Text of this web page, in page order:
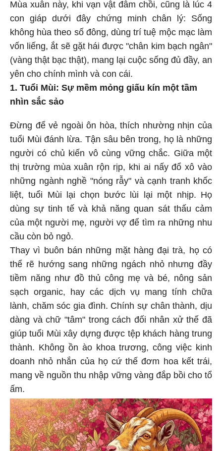
Mùa xuân này, khi vạn vật đâm chồi, cũng là lúc 4
con giáp dưới đây chứng minh chân lý: Sống
không hùa theo số đông, dùng trí tuệ mộc mạc làm
vốn liếng, ắt sẽ gặt hái được "chân kim bạch ngân"
(vàng thật bạc thật), mang lại cuộc sống đủ đầy, an
yên cho chính mình và con cái.
1. Tuổi Mùi: Sự mềm mỏng giấu kín một tầm
nhìn sắc sảo
Đừng để vẻ ngoài ôn hòa, thích nhường nhịn của
tuổi Mùi đánh lừa. Tận sâu bên trong, họ là những
người có chủ kiến vô cùng vững chắc. Giữa một
thị trường mùa xuân rộn rịp, khi ai nấy đổ xô vào
những ngành nghề "nóng rẫy" và cạnh tranh khốc
liệt, tuổi Mùi lại chọn bước lùi lại một nhịp. Họ
dùng sự tinh tế và khả năng quan sát thấu cảm
của một người mẹ, người vợ để tìm ra những nhu
cầu còn bỏ ngỏ.
Thay vì buôn bán những mặt hàng đại trà, họ có
thể rẽ hướng sang những ngách nhỏ nhưng đầy
tiềm năng như đồ thủ công mẹ và bé, nông sản
sạch organic, hay các dịch vụ mang tính chữa
lành, chăm sóc gia đình. Chính sự chân thành, dịu
dàng và chữ "tâm" trong cách đối nhân xử thế đã
giúp tuổi Mùi xây dựng được tệp khách hàng trung
thành. Không ồn ào khoa trương, công việc kinh
doanh nhỏ nhắn của họ cứ thế đơm hoa kết trái,
mang về nguồn thu nhập vững vàng đắp bồi cho tổ
ấm.